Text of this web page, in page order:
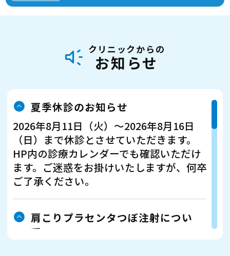
クリニックからの
お知らせ
夏季休診のお知らせ
2026年8月11日（火）～2026年8月16日
（日）まで休診とさせていただきます。
HP内の診療カレンダーでも確認いただけ
ます。ご迷惑をお掛けいたしますが、何卒
ご了承ください。
肩こりプラセンタつぼ注射につい
て